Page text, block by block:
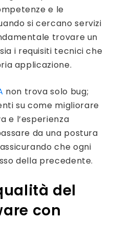
e le
si cercano servizi
trovare un
i requisiti tecnici che
applicazione.
non trova solo bug;
su come migliorare
e l’esperienza
da una postura
che ogni
della precedente.
del
con